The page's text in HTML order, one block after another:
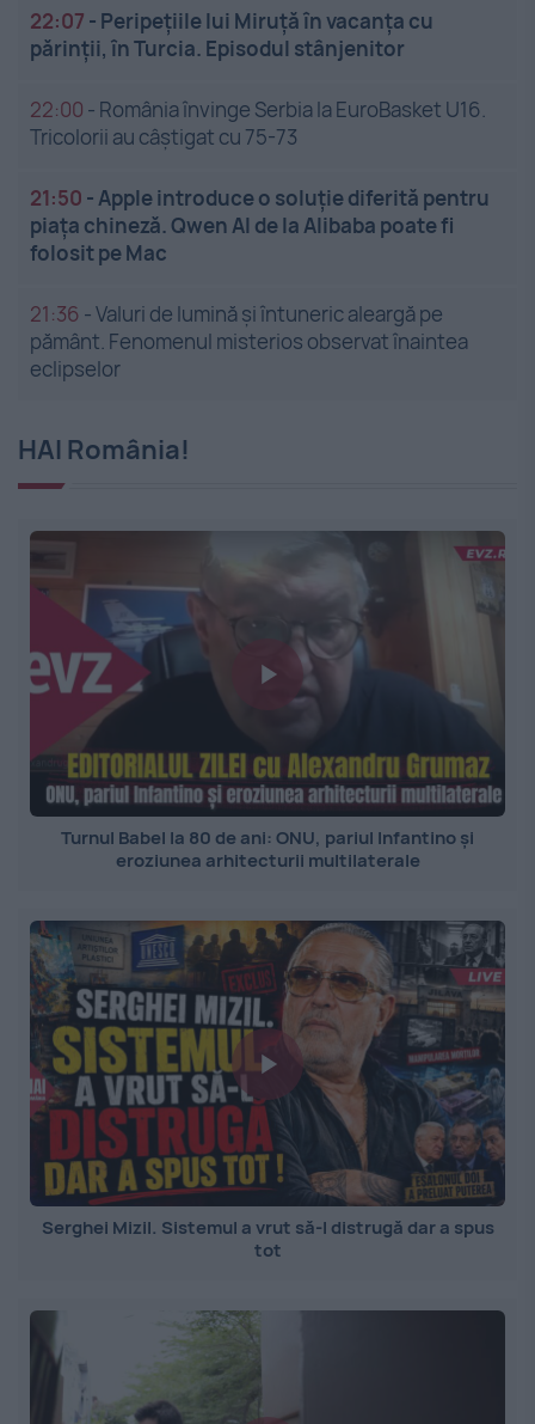
22:07 - Peripețiile lui Miruță în vacanța cu
părinții, în Turcia. Episodul stânjenitor
22:00 - România învinge Serbia la EuroBasket U16.
Tricolorii au câștigat cu 75-73
21:50 -Apple introduce o soluție diferită pentru
piața chineză. Qwen AI de la Alibaba poate fi
folosit pe Mac
21:36 -Valuri de lumină și întuneric aleargă pe
pământ. Fenomenul misterios observat înaintea
eclipselor
HAI România!
Turnul Babel la 80 de ani: ONU, pariul Infantino și
eroziunea arhitecturii multilaterale
Serghei Mizil. Sistemul a vrut să-l distrugă dar a spus
tot